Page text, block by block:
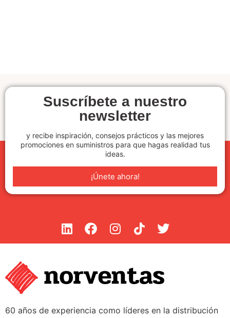
Suscríbete a nuestro
newsletter
y recibe inspiración, consejos prácticos y las mejores
promociones en suministros para que hagas realidad tus
ideas.
¡Únete ahora!
60 años de experiencia como líderes en la distribución